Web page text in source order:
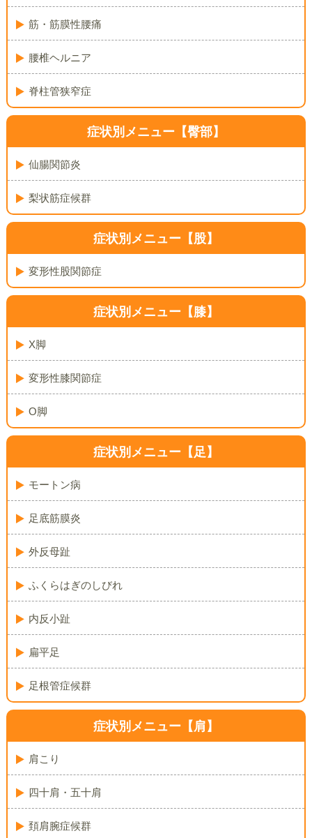
筋・筋膜性腰痛
腰椎ヘルニア
脊柱管狭窄症
症状別メニュー【臀部】
仙腸関節炎
梨状筋症候群
症状別メニュー【股】
変形性股関節症
症状別メニュー【膝】
X脚
変形性膝関節症
O脚
症状別メニュー【足】
モートン病
足底筋膜炎
外反母趾
ふくらはぎのしびれ
内反小趾
扁平足
足根管症候群
症状別メニュー【肩】
肩こり
四十肩・五十肩
頚肩腕症候群